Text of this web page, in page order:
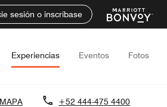
sesión o inscríbase
Experiencias Eventos Fotos
+52 444-475 4400